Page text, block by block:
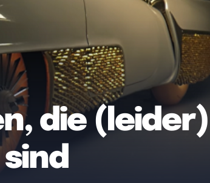
die (leider)